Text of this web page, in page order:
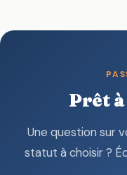
Prêt
Une question sur
statut à choisir ?